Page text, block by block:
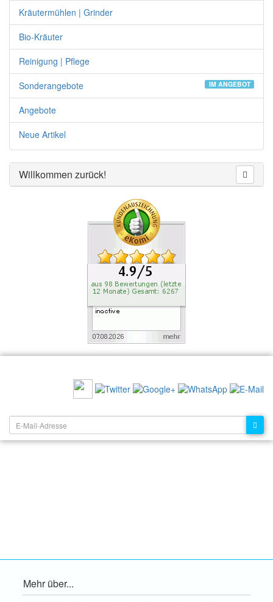
Kräutermühlen | Grinder
Bio-Kräuter
Reinigung | Pflege
Sonderangebote
IM ANGEBOT
Angebote
Neue Artikel
Willkommen zurück!
Mehr über...